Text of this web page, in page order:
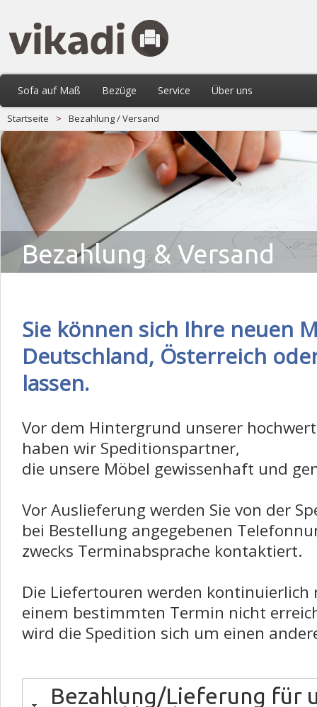
Sofa auf Maß Bezüge Service Über uns
Startseite > Bezahlung / Versand
Bezahlung & Versand
Sie können sich Ihre neuen
Deutschland, Österreich
lassen.
Vor dem Hintergrund unserer
haben wir Speditionspartner,
die unsere Möbel gewissenhaft und
Vor Auslieferung werden Sie von der
bei Bestellung angegebenen
zwecks Terminabsprache kontaktiert.
Die Liefertouren werden kontinuierlich
einem bestimmten Termin nicht
wird die Spedition sich um einen
Bezahlung/Lieferung für